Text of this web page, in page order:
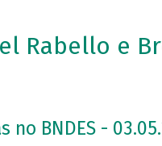
Rabello e
no BNDES -